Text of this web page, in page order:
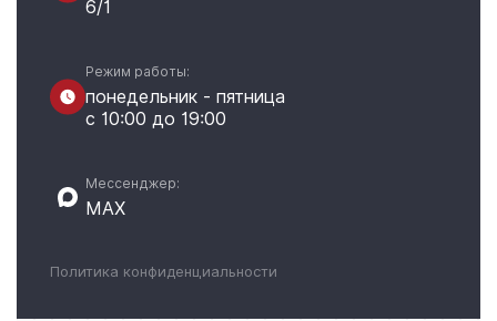
6/1
Режим работы:
понедельник - пятница
с 10:00 до 19:00
Мессенджер:
MAX
Политика конфиденциальности